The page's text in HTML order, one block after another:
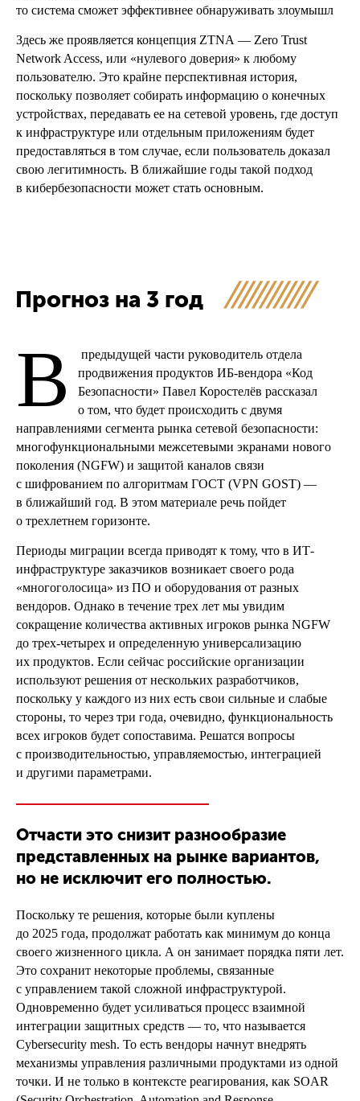
то система сможет эффективнее обнаруживать злоумышл
Здесь же проявляется концепция ZTNA — Zero Trust
Network Access, или «нулевого доверия» к любому
пользователю. Это крайне перспективная история,
поскольку позволяет собирать информацию о конечных
устройствах, передавать ее на сетевой уровень, где доступ
к инфраструктуре или отдельным приложениям будет
предоставляться в том случае, если пользователь доказал
свою легитимность. В ближайшие годы такой подход
в кибербезопасности может стать основным.
Прогноз на 3 год
В
предыдущей части руководитель отдела
продвижения продуктов ИБ-вендора «Код
Безопасности» Павел Коростелёв рассказал
о том, что будет происходить с двумя
направлениями сегмента рынка сетевой безопасности:
многофункциональными межсетевыми экранами нового
поколения (NGFW) и защитой каналов связи
с шифрованием по алгоритмам ГОСТ (VPN GOST) —
в ближайший год. В этом материале речь пойдет
о трехлетнем горизонте.
Периоды миграции всегда приводят к тому, что в ИТ-
инфраструктуре заказчиков возникает своего рода
«многоголосица» из ПО и оборудования от разных
вендоров. Однако в течение трех лет мы увидим
сокращение количества активных игроков рынка NGFW
до трех-четырех и определенную универсализацию
их продуктов. Если сейчас российские организации
используют решения от нескольких разработчиков,
поскольку у каждого из них есть свои сильные и слабые
стороны, то через три года, очевидно, функциональность
всех игроков будет сопоставима. Решатся вопросы
с производительностью, управляемостью, интеграцией
и другими параметрами.
Отчасти это снизит разнообразие
представленных на рынке вариантов,
но не исключит его полностью.
Поскольку те решения, которые были куплены
до 2025 года, продолжат работать как минимум до конца
своего жизненного цикла. А он занимает порядка пяти лет.
Это сохранит некоторые проблемы, связанные
с управлением такой сложной инфраструктурой.
Одновременно будет усиливаться процесс взаимной
интеграции защитных средств — то, что называется
Cybersecurity mesh. То есть вендоры начнут внедрять
механизмы управления различными продуктами из одной
точки. И не только в контексте реагирования, как SOAR